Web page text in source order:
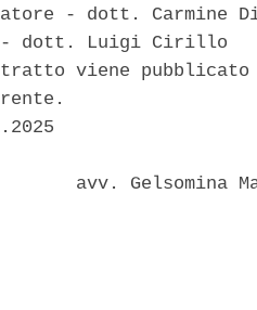
- dott. Carmine
dott. Luigi Cirillo
viene
avv. Gelsomina